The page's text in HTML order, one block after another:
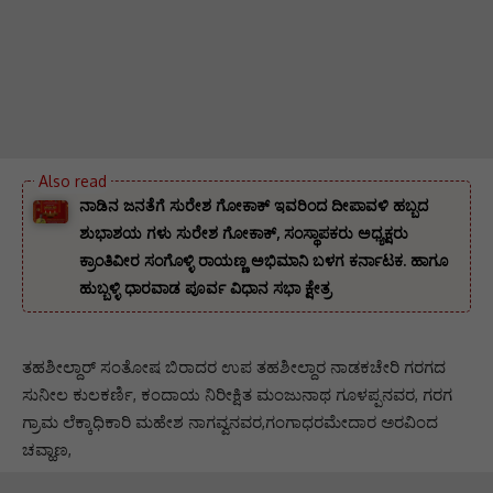
ನಾಡಿನ ಜನತೆಗೆ ಸುರೇಶ ಗೋಕಾಕ್ ಇವರಿಂದ ದೀಪಾವಳಿ ಹಬ್ಬದ
ಶುಭಾಶಯ ಗಳು ಸುರೇಶ ಗೋಕಾಕ್, ಸಂಸ್ಥಾಪಕರು ಅಧ್ಯಕ್ಷರು
ಕ್ರಾಂತಿವೀರ ಸಂಗೊಳ್ಳಿ ರಾಯಣ್ಣ ಅಭಿಮಾನಿ ಬಳಗ ಕರ್ನಾಟಕ. ‌ಹಾಗೂ
ಹುಬ್ಬಳ್ಳಿ ಧಾರವಾಡ ಪೂರ್ವ ವಿಧಾನ ಸಭಾ ಕ್ಷೇತ್ರ
ತಹಶೀಲ್ದಾರ್ ಸಂತೋಷ ಬಿರಾದರ ಉಪ ತಹಶೀಲ್ದಾರ ನಾಡಕಚೇರಿ ಗರಗದ
ಸುನೀಲ ಕುಲಕರ್ಣಿ, ಕಂದಾಯ ನಿರೀಕ್ಷಿತ ಮಂಜುನಾಥ ಗೂಳಪ್ಪನವರ, ಗರಗ
ಗ್ರಾಮ ಲೆಕ್ಕಾಧಿಕಾರಿ ಮಹೇಶ ನಾಗವ್ವನವರ,ಗಂಗಾಧರಮೇದಾರ ಅರವಿಂದ
ಚವ್ಹಾಣ,